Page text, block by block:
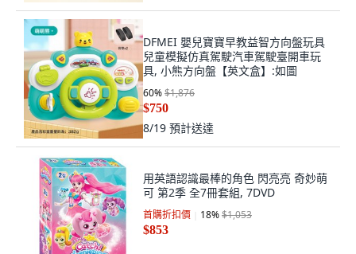
DFMEI 嬰兒寶寶早教益智方向盤玩具
兒童模擬仿真駕駛汽車駕駛臺開車玩
具, 小熊方向盤【英文盒】:如圖
60%$1,876
$750
8/19 預計送達
用英語認識最棒的角色 閃亮亮 奇妙萌
可 第2季 全7冊套組, 7DVD
首購折扣價 18%$1,053
$853